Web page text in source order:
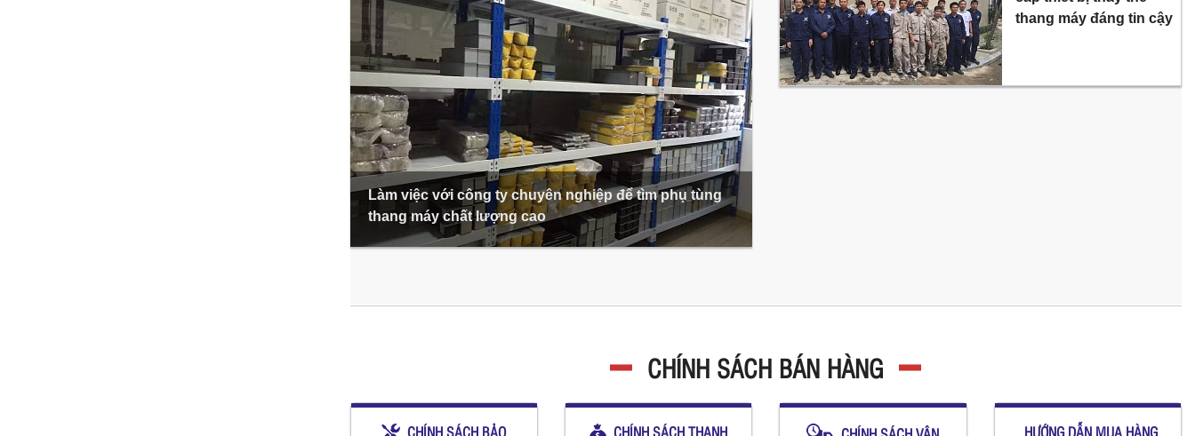
Làm việc với công ty chuyên nghiệp để tìm phụ tùng
thang máy chất lượng cao
thang máy đáng tin cậy
CHÍNH SÁCH BÁN HÀNG
CHÍNH SÁCH BẢO CHÍNH SÁCH THANH HƯỚNG DẪN MUA HÀNG